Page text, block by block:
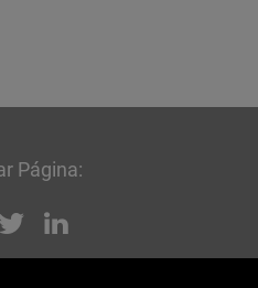
Página:
Facebook
Twitter